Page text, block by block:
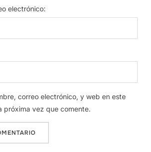
electrónico:
correo electrónico, y web en este
próxima vez que comente.